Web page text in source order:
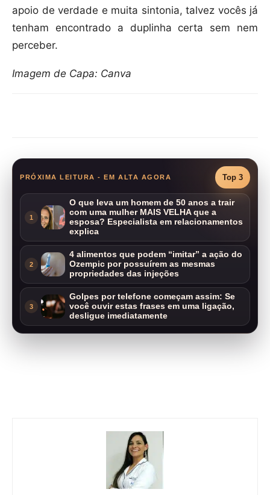
apoio de verdade e muita sintonia, talvez vocês já
tenham encontrado a duplinha certa sem nem
perceber.
Imagem de Capa: Canva
PRÓXIMA LEITURA - EM ALTA AGORA Top 3
1
O que leva um homem de 50 anos a trair
com uma mulher MAIS VELHA que a
esposa? Especialista em relacionamentos
explica
2
4 alimentos que podem “imitar” a ação do
Ozempic por possuírem as mesmas
propriedades das injeções
3
Golpes por telefone começam assim: Se
você ouvir estas frases em uma ligação,
desligue imediatamente